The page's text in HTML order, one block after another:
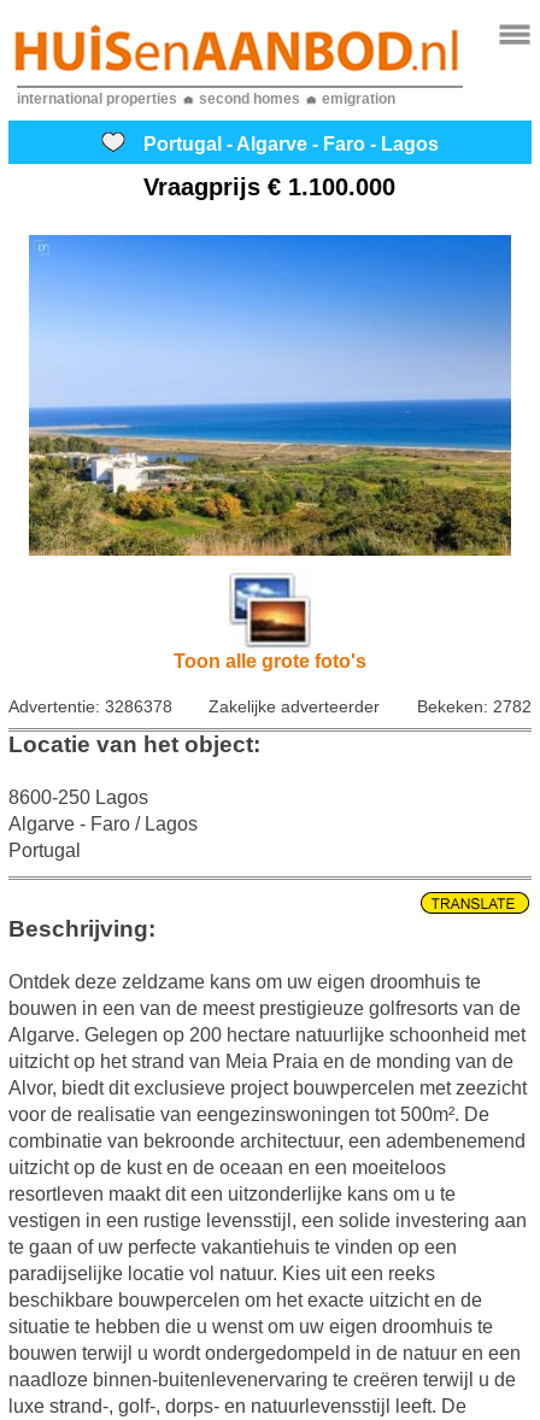
international properties second homes emigration
Portugal - Algarve - Faro - Lagos
Vraagprijs€ 1.100.000
Toon alle grote foto's
Advertentie: 3286378 Zakelijke adverteerder Bekeken: 2782
Locatie van het object:
8600-250 Lagos
Algarve - Faro / Lagos
Portugal
Beschrijving:
Ontdek deze zeldzame kans om uw eigen droomhuis te
bouwen in een van de meest prestigieuze golfresorts van de
Algarve. Gelegen op 200 hectare natuurlijke schoonheid met
uitzicht op het strand van Meia Praia en de monding van de
Alvor, biedt dit exclusieve project bouwpercelen met zeezicht
voor de realisatie van eengezinswoningen tot 500m². De
combinatie van bekroonde architectuur, een adembenemend
uitzicht op de kust en de oceaan en een moeiteloos
resortleven maakt dit een uitzonderlijke kans om u te
vestigen in een rustige levensstijl, een solide investering aan
te gaan of uw perfecte vakantiehuis te vinden op een
paradijselijke locatie vol natuur. Kies uit een reeks
beschikbare bouwpercelen om het exacte uitzicht en de
situatie te hebben die u wenst om uw eigen droomhuis te
bouwen terwijl u wordt ondergedompeld in de natuur en een
naadloze binnen-buitenlevenervaring te creëren terwijl u de
luxe strand-, golf-, dorps- en natuurlevensstijl leeft. De